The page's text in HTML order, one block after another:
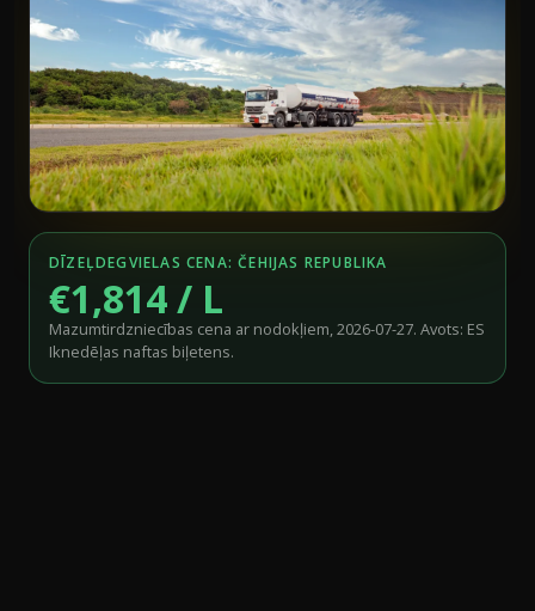
DĪZEĻDEGVIELAS CENA: ČEHIJAS REPUBLIKA
€1,814 / L
Mazumtirdzniecības cena ar nodokļiem, 2026-07-27. Avots: ES
Iknedēļas naftas biļetens.